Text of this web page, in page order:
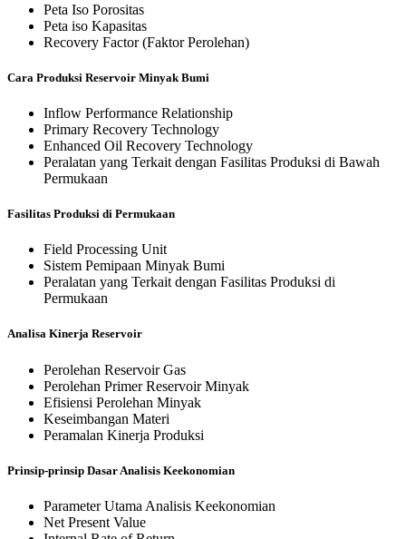
Peta Iso Porositas
Peta iso Kapasitas
Recovery Factor (Faktor Perolehan)
Cara Produksi Reservoir Minyak Bumi
Inflow Performance Relationship
Primary Recovery Technology
Enhanced Oil Recovery Technology
Peralatan yang Terkait dengan Fasilitas Produksi di Bawah
Permukaan
Fasilitas Produksi di Permukaan
Field Processing Unit
Sistem Pemipaan Minyak Bumi
Peralatan yang Terkait dengan Fasilitas Produksi di
Permukaan
Analisa Kinerja Reservoir
Perolehan Reservoir Gas
Perolehan Primer Reservoir Minyak
Efisiensi Perolehan Minyak
Keseimbangan Materi
Peramalan Kinerja Produksi
Prinsip-prinsip Dasar Analisis Keekonomian
Parameter Utama Analisis Keekonomian
Net Present Value